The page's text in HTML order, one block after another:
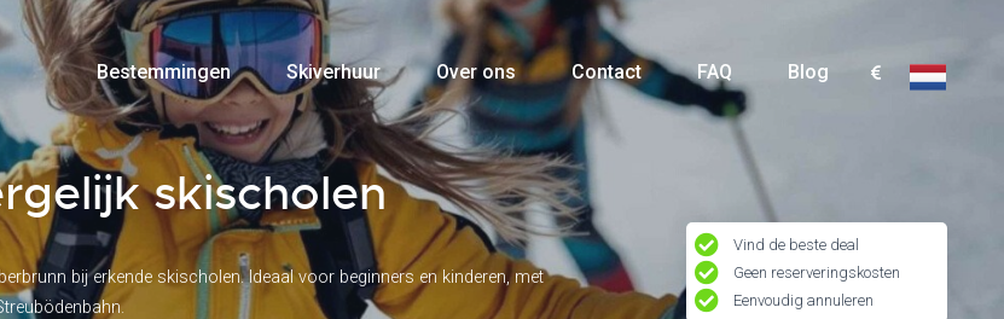
Bestemmingen Skiverhuur Over ons Contact FAQ Blog
skischolen
bij erkende skischolen. Ideaal voor beginners en kinderen, met
Vind de beste deal
Geen reserveringskosten
Eenvoudig annuleren